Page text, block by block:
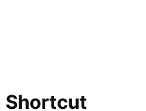
Shortcut